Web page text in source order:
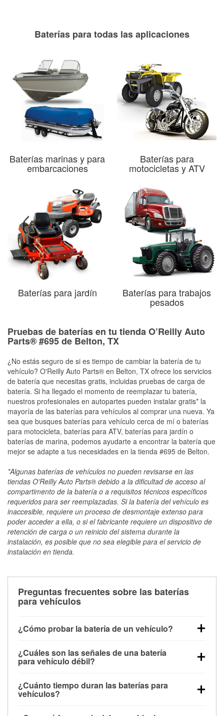
Baterías para todas las aplicaciones
Baterías marinas y para
embarcaciones
Baterías para
motocicletas y ATV
Baterías para jardín Baterías para trabajos
pesados
Pruebas de baterías en tu tienda O’Reilly Auto
Parts® #695 de Belton, TX
¿No estás seguro de si es tiempo de cambiar la batería de tu
vehículo? O'Reilly Auto Parts® en Belton, TX ofrece los servicios
de batería que necesitas gratis, incluidas pruebas de carga de
batería. Si ha llegado el momento de reemplazar tu batería,
nuestros profesionales en autopartes pueden instalar gratis* la
mayoría de las baterías para vehículos al comprar una nueva. Ya
sea que busques baterías para vehículo cerca de mí o baterías
para motocicleta, baterías para ATV, baterías para jardín o
baterías de marina, podemos ayudarte a encontrar la batería que
mejor se adapte a tus necesidades en la tienda #695 de Belton.
*Algunas baterías de vehículos no pueden revisarse en las
tiendas O'Reilly Auto Parts® debido a la dificultad de acceso al
compartimento de la batería o a requisitos técnicos específicos
requeridos para ser reemplazadas. Si la batería del vehículo es
inaccesible, requiere un proceso de desmontaje extenso para
poder acceder a ella, o si el fabricante requiere un dispositivo de
retención de carga o un reinicio del sistema durante la
instalación, es posible que no sea elegible para el servicio de
instalación en tienda.
Preguntas frecuentes sobre las baterías
para vehículos
¿Cómo probar la batería de un vehículo?
maneras. El método más rápido es utilizar un
multímetro: con el vehículo apagado, conecta los
voltaje: una batería en buen estado y totalmente
cargada debería indicar unos 12.6 voltios. Es
importante saber que las baterías descargadas a
¿Cuáles son las señales de una batería
para vehículo débil?
advertencia. Un arranque lento del motor, faros
tenues, chasquidos al girar la llave o luces de
¿Cuánto tiempo duran las baterías para
vehículos?